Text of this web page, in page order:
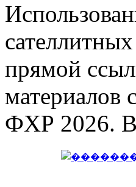
прямой
материалов
ФХР 2026.